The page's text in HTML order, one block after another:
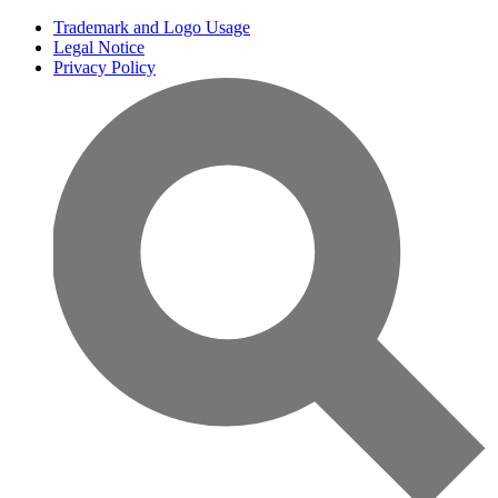
Trademark and Logo Usage
Legal Notice
Privacy Policy